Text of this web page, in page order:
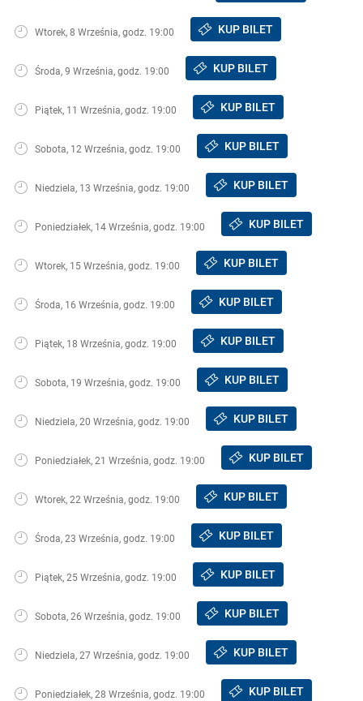
Wtorek, 8 Września, godz. 19:00 KUP BILET
Środa, 9 Września, godz. 19:00 KUP BILET
Piątek, 11 Września, godz. 19:00 KUP BILET
Sobota, 12 Września, godz. 19:00 KUP BILET
Niedziela, 13 Września, godz. 19:00 KUP BILET
Poniedziałek, 14 Września, godz. 19:00 KUP BILET
Wtorek, 15 Września, godz. 19:00 KUP BILET
Środa, 16 Września, godz. 19:00 KUP BILET
Piątek, 18 Września, godz. 19:00 KUP BILET
Sobota, 19 Września, godz. 19:00 KUP BILET
Niedziela, 20 Września, godz. 19:00 KUP BILET
Poniedziałek, 21 Września, godz. 19:00 KUP BILET
Wtorek, 22 Września, godz. 19:00 KUP BILET
Środa, 23 Września, godz. 19:00 KUP BILET
Piątek, 25 Września, godz. 19:00 KUP BILET
Sobota, 26 Września, godz. 19:00 KUP BILET
Niedziela, 27 Września, godz. 19:00 KUP BILET
Poniedziałek, 28 Września, godz. 19:00 KUP BILET